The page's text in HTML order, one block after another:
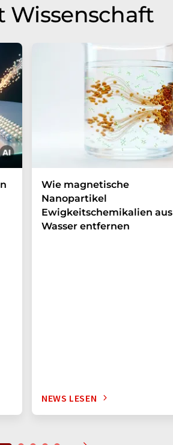
Wissenschaft
Wie magnetische
Nanopartikel
Ewigkeitschemikalien aus
Wasser entfernen
NEWS LESEN